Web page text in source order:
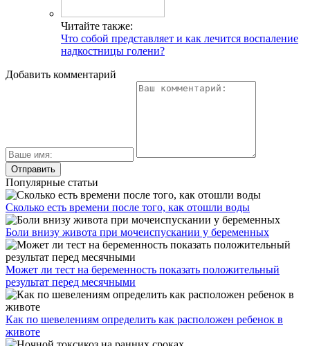
Читайте также:
Что собой представляет и как лечится воспаление
надкостницы голени?
Добавить комментарий
Популярные статьи
Сколько есть времени после того, как отошли воды
Боли внизу живота при мочеиспускании у беременных
Может ли тест на беременность показать положительный
результат перед месячными
Как по шевелениям определить как расположен ребенок в
животе